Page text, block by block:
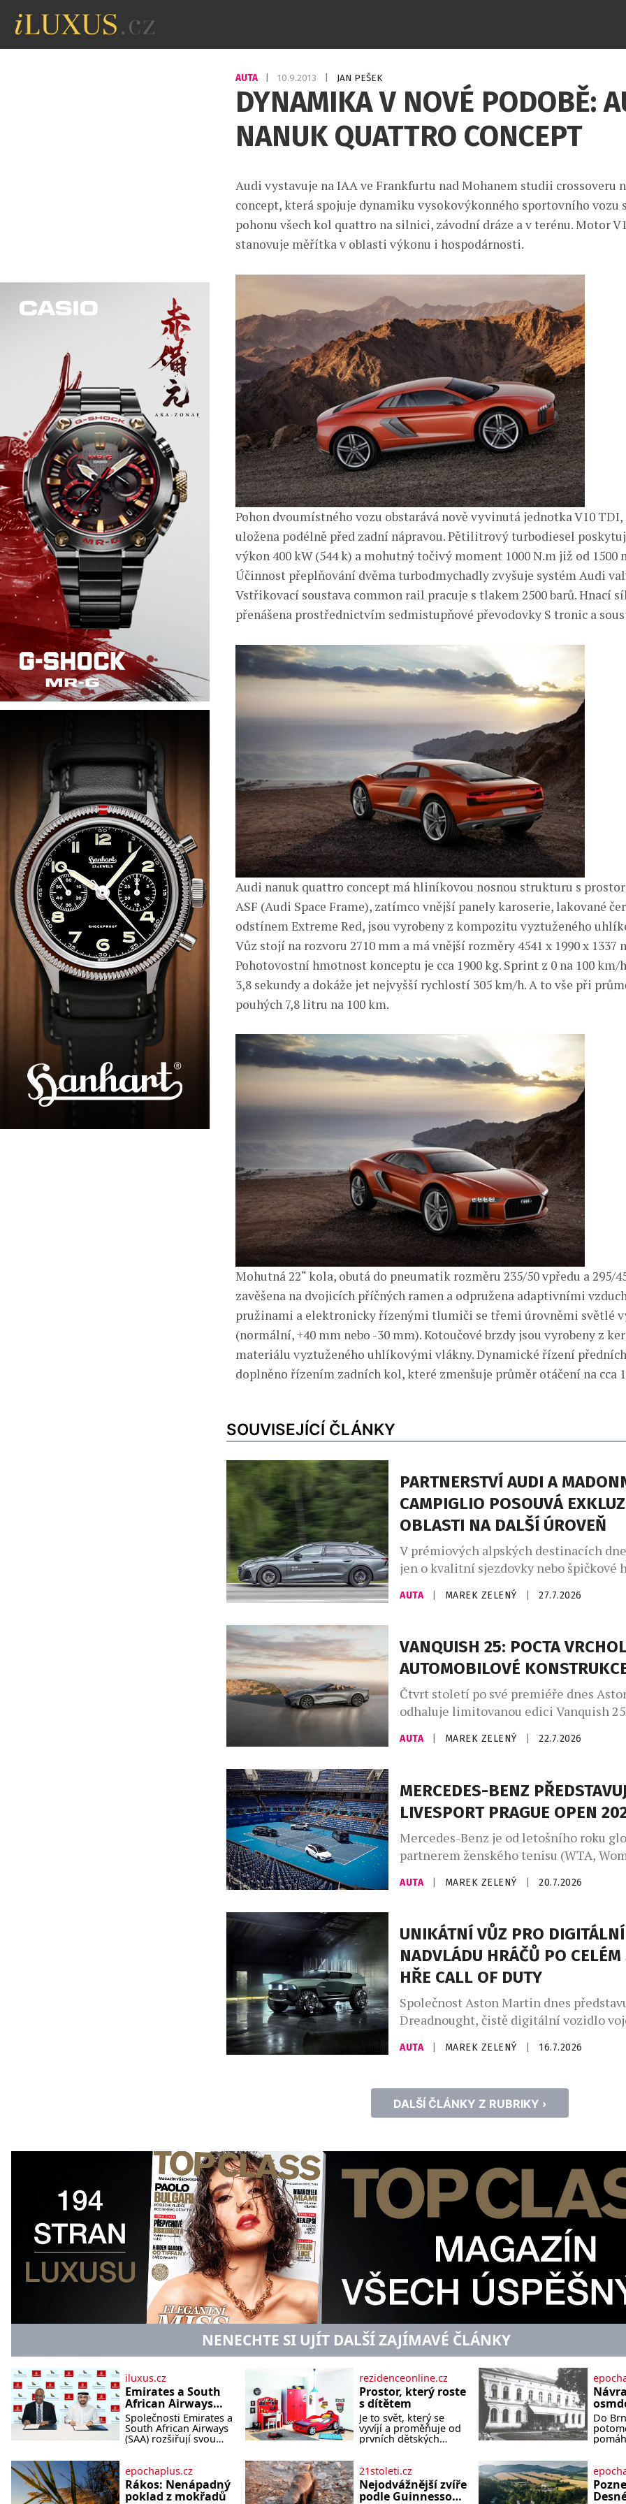
AUTA 10.9.2013 JAN PEŠEK
DYNAMIKA V NOVÉ PODOBĚ:
NANUK QUATTRO CONCEPT
Audi vystavuje na IAA ve Frankfurtu nad Mohanem studii crossoveru
concept, která spojuje dynamiku vysokovýkonného sportovního vozu
pohonu všech kol quattro na silnici, závodní dráze a v terénu. Motor
stanovuje měřítka v oblasti výkonu i hospodárnosti.
Pohon dvoumístného vozu obstarává nově vyvinutá jednotka V10 TDI,
uložena podélně před zadní nápravou. Pětilitrový turbodiesel
výkon 400 kW (544 k) a mohutný točivý moment 1000 N.m již od 1500
Účinnost přeplňování dvěma turbodmychadly zvyšuje systém Audi
Vstřikovací soustava common rail pracuje s tlakem 2500 barů. Hnací
přenášena prostřednictvím sedmistupňové převodovky S tronic a
Audi nanuk quattro concept má hliníkovou nosnou strukturu s
ASF (Audi Space Frame), zatímco vnější panely karoserie, lakované
odstínem Extreme Red, jsou vyrobeny z kompozitu vyztuženého
Vůz stojí na rozvoru 2710 mm a má vnější rozměry 4541 x 1990 x 1337
Pohotovostní hmotnost konceptu je cca 1900 kg. Sprint z 0 na 100 km/h
3,8 sekundy a dokáže jet nejvyšší rychlostí 305 km/h. A to vše při
pouhých 7,8 litru na 100 km.
Mohutná 22“ kola, obutá do pneumatik rozměru 235/50 vpředu a 295/45
zavěšena na dvojicích příčných ramen a odpružena adaptivními
pružinami a elektronicky řízenými tlumiči se třemi úrovněmi světlé
(normální, +40 mm nebo -30 mm). Kotoučové brzdy jsou vyrobeny z
materiálu vyztuženého uhlíkovými vlákny. Dynamické řízení
doplněno řízením zadních kol, které zmenšuje průměr otáčení na cca
SOUVISEJÍCÍ ČLÁNKY
PARTNERSTVÍ AUDI A
CAMPIGLIO POSOUVÁ
OBLASTI NA DALŠÍ ÚROVEŇ
V prémiových alpských destinacích
jen o kvalitní sjezdovky nebo špičkové
větší roli hrají značky, které dokážou
charakter místa. Madonna di Campiglio
společností Audi, jež se stala nedílnou
života tohoto prestižního střediska.
nevzniklo pouze z marketingových
Madonna […]
AUTA MAREK ZELENÝ 27.7.2026
VANQUISH 25: POCTA
AUTOMOBILOVÉ
Čtvrt století po své premiéře dnes
odhaluje limitovanou edici Vanquish
poctu třem generacím tohoto slavného
automobilu, vytvořenou zakázkovým
divize zakázkových úprav Q by Aston
uplatňují své bezkonkurenční
vozů na míru a speciálních modelů a
ukázkou je […]
AUTA MAREK ZELENÝ 22.7.2026
MERCEDES-BENZ
LIVESPORT PRAGUE OPEN
Mercedes-Benz je od letošního roku
partnerem ženského tenisu (WTA,
Association) a aktivně se zapojuje do
kategorie WTA 1000, 500 a 250.
značky Mercedes-Benz pokračuje také v
republice. Tenisový turnaj WTA
Open 2026 je místem pro národní
Mercedes-Benz VLE. Mercedes-Benz […]
AUTA MAREK ZELENÝ 20.7.2026
UNIKÁTNÍ VŮZ PRO DIGITÁLNÍ
NADVLÁDU HRÁČŮ PO CELÉM
HŘE CALL OF DUTY
Společnost Aston Martin dnes
Dreadnought, čistě digitální vozidlo
specifikace navržené exkluzivně pro
of Duty: Modern Warfare 4. Toto
vývojáři a vydavateli hry, společnostmi
a Activision, kombinuje vysoký výkon a
AUTA MAREK ZELENÝ 16.7.2026
DALŠÍ ČLÁNKY Z RUBRIKY ›
NENECHTE SI UJÍT DALŠÍ ZAJÍMAVÉ ČLÁNKY
iluxus.cz
Emirates a South
African Airways
rozšiřují
partnerství.
Cestujícím nově
jižní a střední
Africe
Společnosti Emirates a
South African Airways
(SAA) rozšiřují svou
spolupráci. Nová
reciproční dohoda
zpřístupní cestujícím
rezidenceonline.cz
Prostor, který roste
s dítětem
Je to svět, který se
vyvíjí a proměňuje od
prvních dětských
navržený pokoj
podporuje bezpečí,
kreativitu, soustředění
Do
druhá
epochaplus.cz
Rákos: Nenápadný
poklad z mokřadů
21stoleti.cz
Nejodvážnější zvíře
podle Guinnessovy